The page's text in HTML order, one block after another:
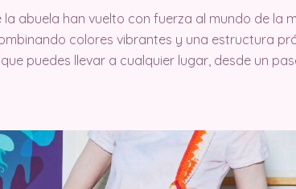
abuela han vuelto con fuerza al mundo de la
colores vibrantes y una estructura
puedes llevar a cualquier lugar, desde un